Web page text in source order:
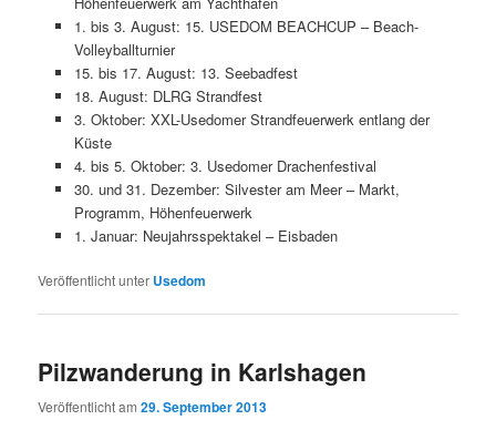
1. bis 3. August: 15. USEDOM BEACHCUP – Beach-
Volleyballturnier
15. bis 17. August: 13. Seebadfest
18. August: DLRG Strandfest
3. Oktober: XXL-Usedomer Strandfeuerwerk entlang der
Küste
4. bis 5. Oktober: 3. Usedomer Drachenfestival
30. und 31. Dezember: Silvester am Meer – Markt,
Programm, Höhenfeuerwerk
1. Januar: Neujahrsspektakel – Eisbaden
Veröffentlicht unter Usedom
Pilzwanderung in Karlshagen
Veröffentlicht am29. September 2013